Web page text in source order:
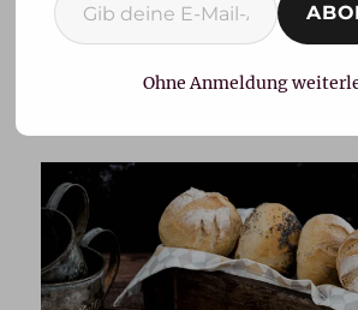
knusprige
Ohne Anmeldung